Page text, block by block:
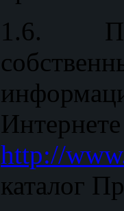
1.6.
http://
каталог